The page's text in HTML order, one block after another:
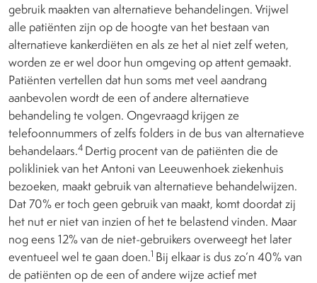
gebruik maakten van alternatieve behandelingen. Vrijwel
alle patiënten zijn op de hoogte van het bestaan van
alternatieve kankerdiëten en als ze het al niet zelf weten,
worden ze er wel door hun omgeving op attent gemaakt.
Patiënten vertellen dat hun soms met veel aandrang
aanbevolen wordt de een of andere alternatieve
behandeling te volgen. Ongevraagd krijgen ze
telefoonnummers of zelfs folders in de bus van alternatieve
behandelaars.4 Dertig procent van de patiënten die de
polikliniek van het Antoni van Leeuwenhoek ziekenhuis
bezoeken, maakt gebruik van alternatieve behandelwijzen.
Dat 70% er toch geen gebruik van maakt, komt doordat zij
het nut er niet van inzien of het te belastend vinden. Maar
nog eens 12% van de niet-gebruikers overweegt het later
eventueel wel te gaan doen.1 Bij elkaar is dus zo’n 40% van
de patiënten op de een of andere wijze actief met